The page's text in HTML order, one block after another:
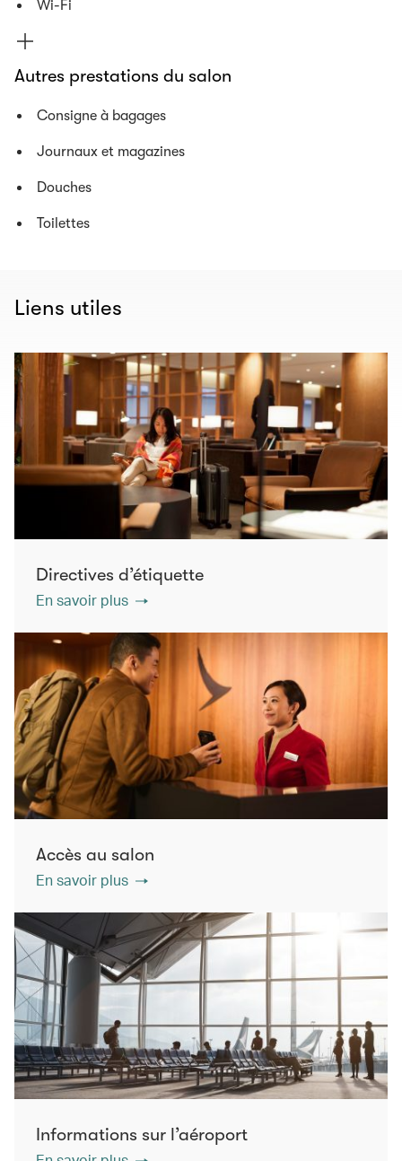
Wi-Fi
Autres prestations du salon
Consigne à bagages
Journaux et magazines
Douches
Toilettes
Liens utiles
Directives d’étiquette
En savoir plus
Accès au salon
En savoir plus
Informations sur l’aéroport